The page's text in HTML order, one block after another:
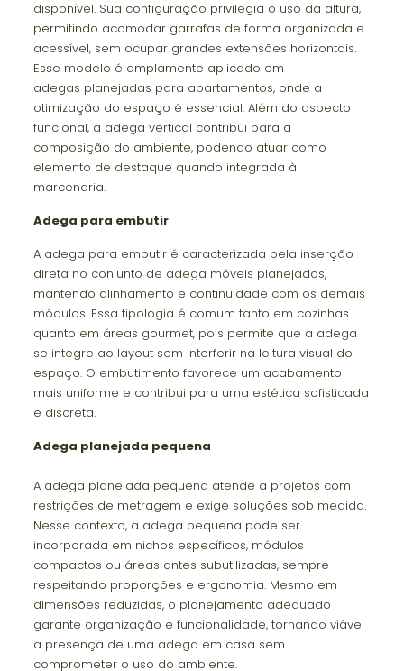
disponível. Sua configuração privilegia o uso da altura,
permitindo acomodar garrafas de forma organizada e
acessível, sem ocupar grandes extensões horizontais.
Esse modelo é amplamente aplicado em
adegas planejadas para apartamentos, onde a
otimização do espaço é essencial. Além do aspecto
funcional, a adega vertical contribui para a
composição do ambiente, podendo atuar como
elemento de destaque quando integrada à
marcenaria.
Adega para embutir
A adega para embutir é caracterizada pela inserção
direta no conjunto de adega móveis planejados,
mantendo alinhamento e continuidade com os demais
módulos. Essa tipologia é comum tanto em cozinhas
quanto em áreas gourmet, pois permite que a adega
se integre ao layout sem interferir na leitura visual do
espaço. O embutimento favorece um acabamento
mais uniforme e contribui para uma estética sofisticada
e discreta.
Adega planejada pequena
A adega planejada pequena atende a projetos com
restrições de metragem e exige soluções sob medida.
Nesse contexto, a adega pequena pode ser
incorporada em nichos específicos, módulos
compactos ou áreas antes subutilizadas, sempre
respeitando proporções e ergonomia. Mesmo em
dimensões reduzidas, o planejamento adequado
garante organização e funcionalidade, tornando viável
a presença de uma adega em casa sem
comprometer o uso do ambiente.